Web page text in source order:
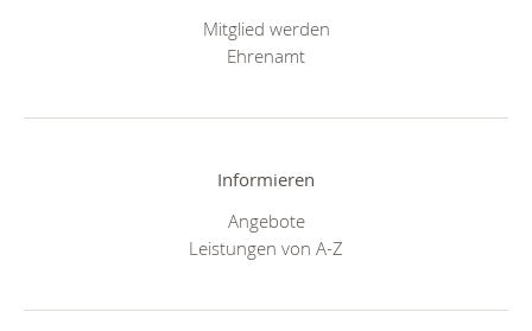
Mitglied werden
Ehrenamt
Informieren
Angebote
Leistungen von A-Z